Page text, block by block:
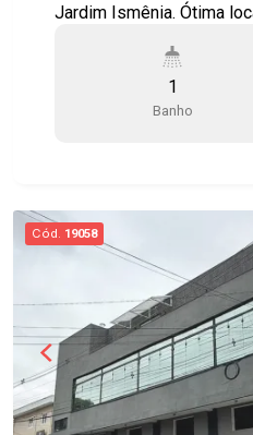
Jardim Ismênia. Ótima localização no Jardim
supermercado Máximo,
Vila Industrial, além de
completo nos arredores. Fácil acesso à Avenida
visita!! #imobiliaria #geraçãoimóveis
#salalocação
1
Banho
Cód. 19058